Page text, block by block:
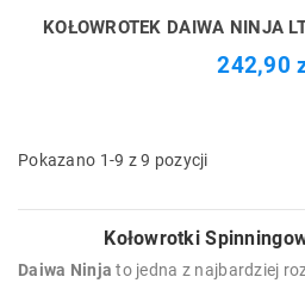
KOŁOWROTEK DAIWA NINJA
242,90
Pokazano 1-9 z 9 pozycji
Kołowrotki
Daiwa Ninja to jedna z najbardziej